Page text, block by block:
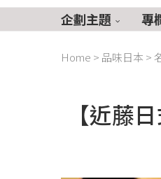
企劃主題 專
Home > 品味日本 >
【近藤